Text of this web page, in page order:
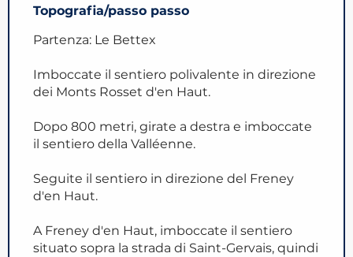
Topografia/passo passo
Partenza: Le Bettex
Imboccate il sentiero polivalente in direzione
dei Monts Rosset d'en Haut.
Dopo 800 metri, girate a destra e imboccate
il sentiero della Valléenne.
Seguite il sentiero in direzione del Freney
d'en Haut.
A Freney d'en Haut, imboccate il sentiero
situato sopra la strada di Saint-Gervais, quindi